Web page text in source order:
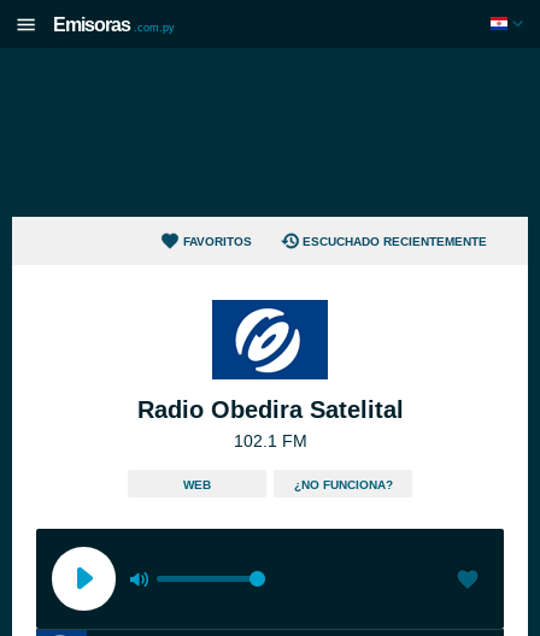
Emisoras .com.py
FAVORITOS ESCUCHADO RECIENTEMENTE
Radio Obedira Satelital
102.1 FM
WEB ¿NO FUNCIONA?